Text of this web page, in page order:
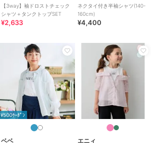
【3way】袖ドロストチェック
シャツ＋タンクトップSET
¥2,633
ネクタイ付き半袖シャツ(140-
160cm)
¥4,400
¥500ｸｰﾎﾟﾝ
ベベ エニィ